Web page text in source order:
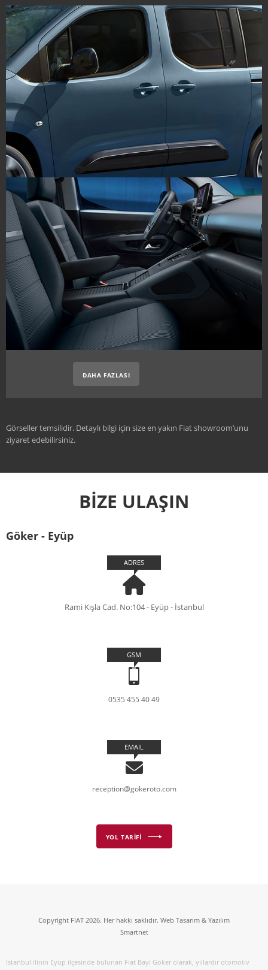
DAHA FAZLASI
Görseller temsilidir. Detaylı bilgi için size en yakın Fiat showroom’unu
ziyaret edebilirsiniz.
BİZE ULAŞIN
Göker - Eyüp
ADRES
Rami Kışla Cad. No:104 - Eyüp - İstanbul
GSM
0535 455 40 49
EMAIL
reception@gokeroto.com
YOL TARİFİ
Copyright FIAT 2026. Her hakkı saklıdır. Web Tasarım & Yazılım
Smartnet
İstanbul ilinin Eyüp ilçesinde bulunan Fiat Bayi Göker olarak, yıllardır otomotiv